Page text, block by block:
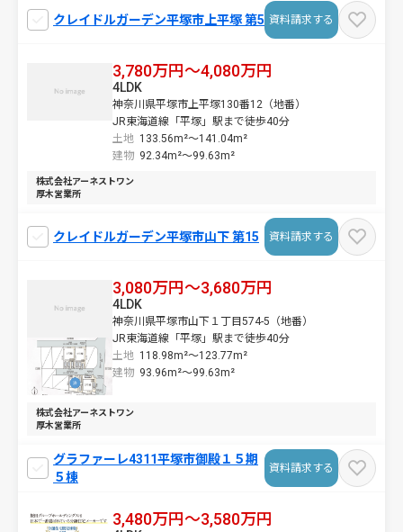
クレイドルガーデン平塚市上平塚 第5 資料請求する
3,780万円～4,080万円
神奈川県平塚市上平塚130番12（地番）
JR東海道線「平塚」駅まで徒歩40分
土地 133.56m²～141.04m²
4LDK
建物 92.34m²～99.63m²
株式会社アーネストワン
厚木営業所
クレイドルガーデン平塚市山下 第15 資料請求する
3,080万円～3,680万円
神奈川県平塚市山下１丁目574-5（地番）
JR東海道線「平塚」駅まで徒歩40分
土地 118.98m²～123.77m²
4LDK
建物 93.96m²～99.63m²
株式会社アーネストワン
厚木営業所
グラファーレ4311平塚市御殿１５期
５棟
資料請求する
3,480万円～3,580万円